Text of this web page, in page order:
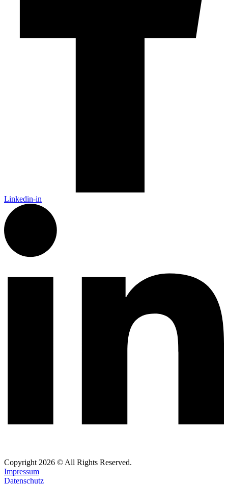
Linkedin-in
Copyright 2026 © All Rights Reserved.
Impressum
Datenschutz